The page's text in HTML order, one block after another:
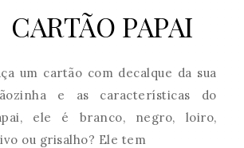
CARTÃO PAPAI
um cartão com decalque da sua
e as características do
ele é branco, negro, loiro,
ou grisalho? Ele tem